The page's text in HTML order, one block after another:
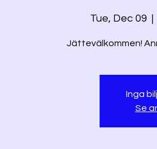
Tue, Dec 09
Jättevälkommen!
Inga
Se